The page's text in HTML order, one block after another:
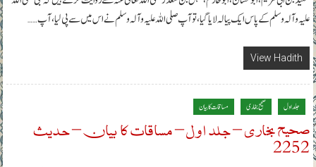
علیہ وآلہ وسلم کے پاس ایک پیالہ لایا گیا، تو آپ صلی اللہ علیہ وآلہ وسلم نے اس میں سے پی لیا، آپ……
View Hadith
جلد اول صحیح بخاری مساقات کا بیان
صحیح بخاری – جلد اول – مساقات کا بیان – حدیث
2252